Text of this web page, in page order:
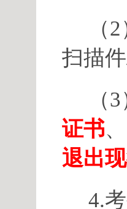
（
扫描
（
证书、
退出
4.